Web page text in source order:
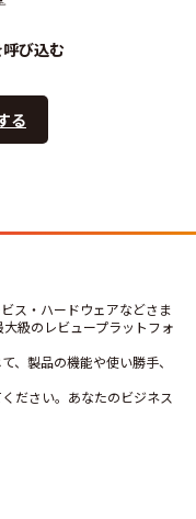
び込む
る
ス・ハードウェアなどさま
級のレビュープラットフォ
、製品の機能や使い勝手、
ださい。あなたのビジネス